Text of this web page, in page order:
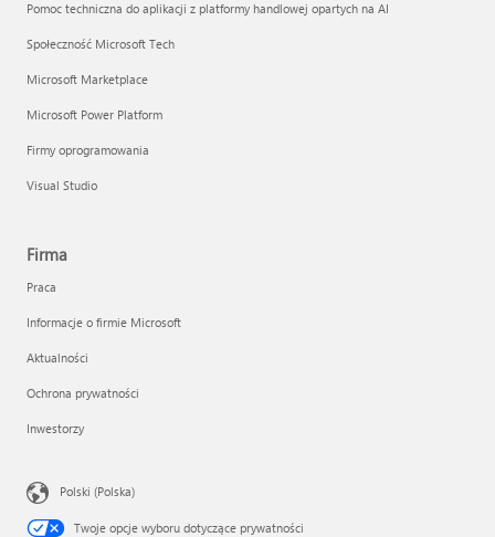
Pomoc techniczna do aplikacji z platformy handlowej opartych na AI
Społeczność Microsoft Tech
Microsoft Marketplace
Microsoft Power Platform
Firmy oprogramowania
Visual Studio
Firma
Praca
Informacje o firmie Microsoft
Aktualności
Ochrona prywatności
Inwestorzy
Polski (Polska)
Twoje opcje wyboru dotyczące prywatności